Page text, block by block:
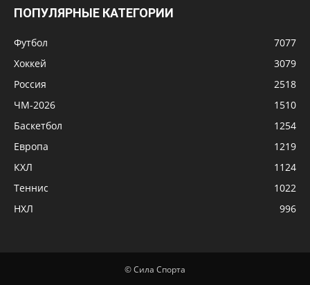
ПОПУЛЯРНЫЕ КАТЕГОРИИ
Футбол
7077
Хоккей
3079
Россия
2518
ЧМ-2026
1510
Баскетбол
1254
Европа
1219
КХЛ
1124
Теннис
1022
НХЛ
996
© Сила Спорта